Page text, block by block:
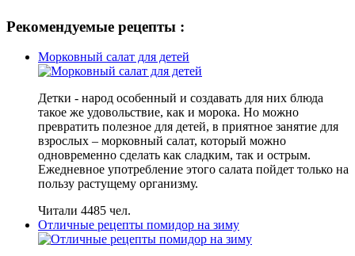
Рекомендуемые рецепты :
Морковный салат для детей
Детки - народ особенный и создавать для них блюда
такое же удовольствие, как и морока. Но можно
превратить полезное для детей, в приятное занятие для
взрослых – морковный салат, который можно
одновременно сделать как сладким, так и острым.
Ежедневное употребление этого салата пойдет только на
пользу растущему организму.
Читали 4485 чел.
Отличные рецепты помидор на зиму